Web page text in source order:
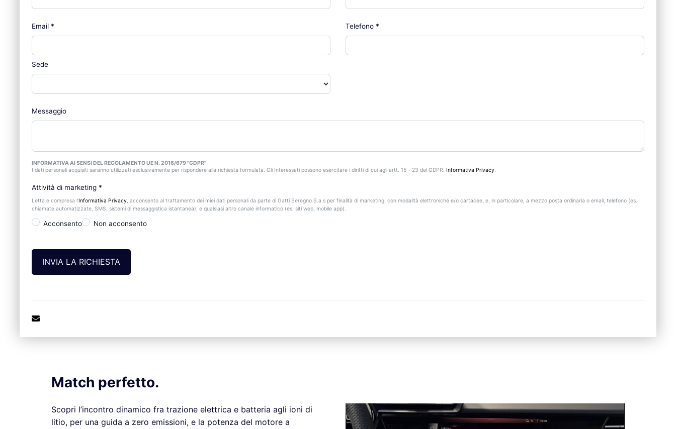
Email *
Sede
Telefono *
Messaggio
INFORMATIVA AI SENSI DEL REGOLAMENTO UE N. 2016/679 "GDPR"
I dati personali acquisiti saranno utilizzati esclusivamente per rispondere alla richiesta formulata. Gli Interessati possono esercitare i diritti di cui agli artt. 15 - 23 del GDPR. Informativa Privacy.
Attività di marketing *
Letta e compresa l’Informativa Privacy, acconsento al trattamento dei miei dati personali da parte di Gatti Seregno S.a.s per finalità di marketing, con modalità elettroniche e/o cartacee, e, in particolare, a mezzo posta ordinaria o email, telefono (es.
chiamate automatizzate, SMS, sistemi di messaggistica istantanea), e qualsiasi altro canale informatico (es. siti web, mobile app).
Acconsento Non acconsento
Match perfetto.
Scopri l’incontro dinamico fra trazione elettrica e batteria agli ioni di
litio, per una guida a zero emissioni, e la potenza del motore a